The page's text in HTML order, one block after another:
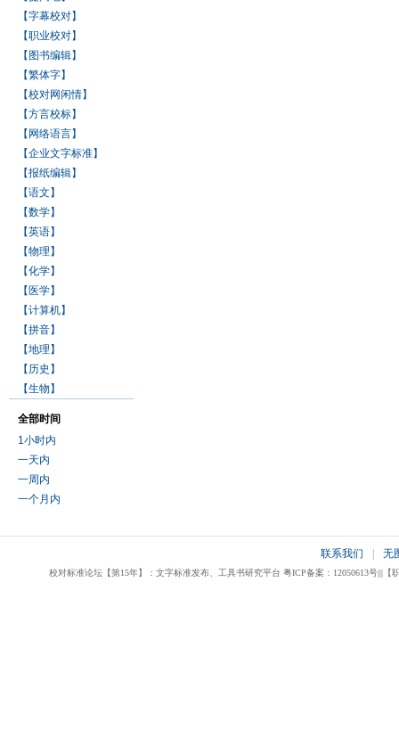
【字幕校对】
【职业校对】
【图书编辑】
【繁体字】
【校对网闲情】
【方言校标】
【网络语言】
【企业文字标准】
【报纸编辑】
【语文】
【数学】
【英语】
【物理】
【化学】
【医学】
【计算机】
【拼音】
【地理】
【历史】
【生物】
全部时间
1小时内
一天内
一周内
一个月内
联系我们 无
校对标准论坛【第15年】：文字标准发布、工具书研究平台 粤ICP备案：12050613号|||【